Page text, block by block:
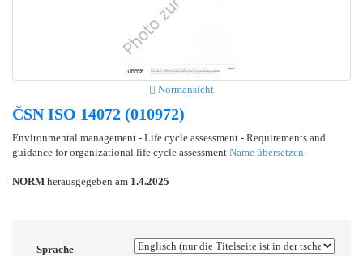
Normansicht
ČSN ISO 14072 (010972)
Environmental management - Life cycle assessment - Requirements and
guidance for organizational life cycle assessment Name übersetzen
NORM herausgegeben am 1.4.2025
Sprache